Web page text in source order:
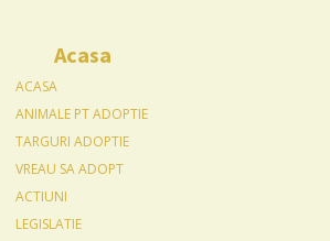
Acasa
ACASA
ANIMALE PT ADOPTIE
TARGURI ADOPTIE
VREAU SA ADOPT
ACTIUNI
LEGISLATIE